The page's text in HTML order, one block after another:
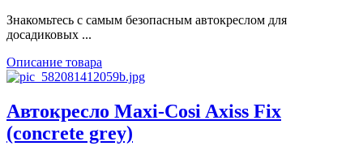
Знакомьтесь с самым безопасным автокреслом для
досадиковых ...
Описание товара
Автокресло Maxi-Cosi Axiss Fix
(concrete grey)